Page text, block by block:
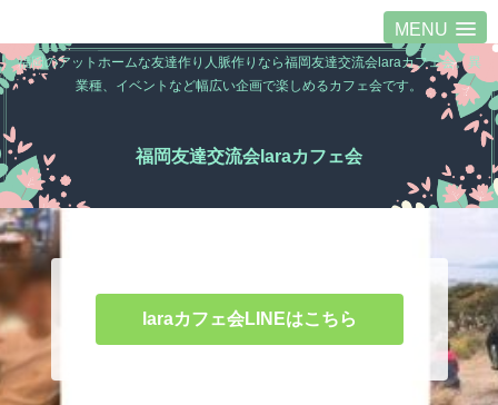
MENU
福岡のアットホームな友達作り人脈作りなら福岡友達交流会laraカフェ会。異
業種、イベントなど幅広い企画で楽しめるカフェ会です。
福岡友達交流会laraカフェ会
laraカフェ会LINEはこちら